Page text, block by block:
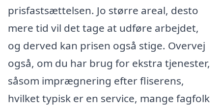
prisfastsættelsen. Jo større areal, desto
mere tid vil det tage at udføre arbejdet,
og derved kan prisen også stige. Overvej
også, om du har brug for ekstra tjenester,
såsom imprægnering efter fliserens,
hvilket typisk er en service, mange fagfolk